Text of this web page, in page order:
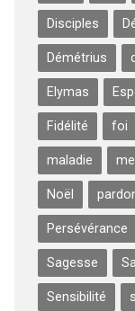
Disciples
Démétrius
Elymas
Fidélité foi
maladie
Noël
Persévérance
Sagesse
Sensibilité